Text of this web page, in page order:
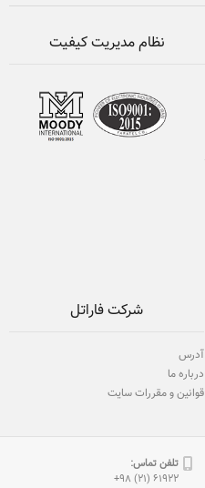
نظام مدیریت کیفیت
شرکت فاراتل
آدرس
درباره ما
قوانین و مقررات سایت
تلفن تماس:
61922 (21) 98+